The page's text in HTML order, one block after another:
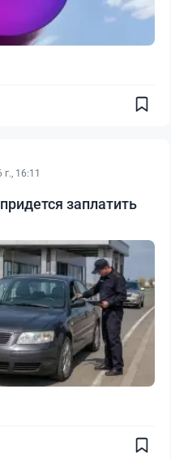
16:11
заплатить